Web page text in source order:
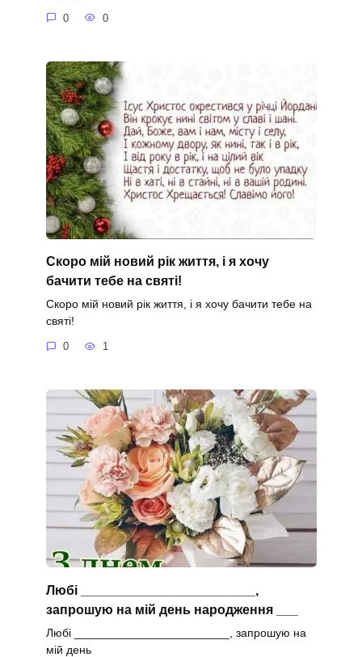
0 0
Скоро мій новий рік життя, і я хочу
бачити тебе на святі!
Скоро мій новий рік життя, і я хочу бачити тебе на
святі!
0 1
Любі ________________________,
запрошую на мій день народження ___
Любі ________________________, запрошую на
мій день